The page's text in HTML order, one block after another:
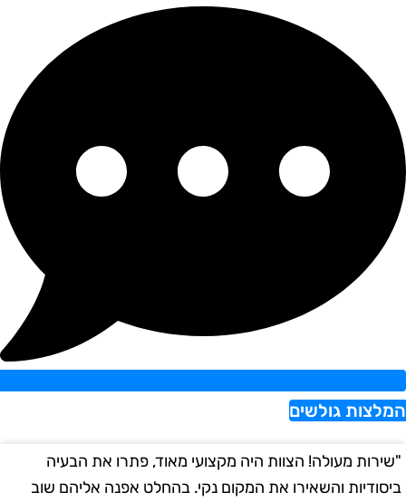
גולשים
מעולה! הצוות היה מקצועי מאוד, פתרו את הבעיה
והשאירו את המקום נקי. בהחלט אפנה אליהם שוב